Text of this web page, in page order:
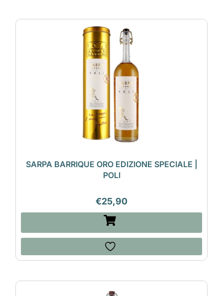
SARPA BARRIQUE ORO EDIZIONE SPECIALE |
POLI
€25,90